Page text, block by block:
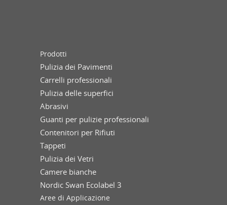
Prodotti
Pulizia dei Pavimenti
Carrelli professionali
Pulizia delle superfici
Abrasivi
Guanti per pulizie professionali
Contenitori per Rifiuti
Tappeti
Pulizia dei Vetri
Camere bianche
Nordic Swan Ecolabel 3
Aree di Applicazione